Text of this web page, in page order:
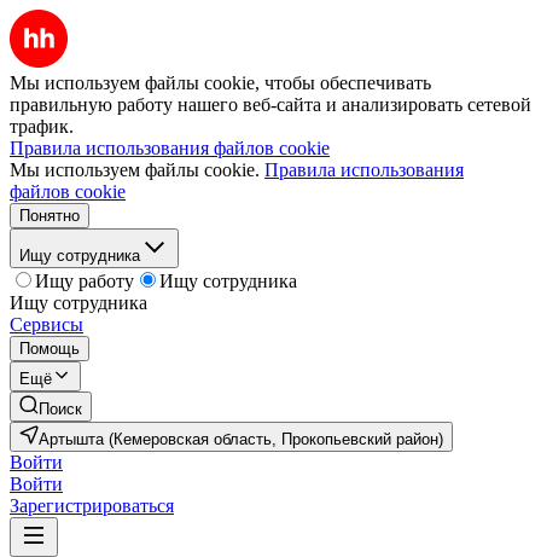
Мы используем файлы cookie, чтобы обеспечивать
правильную работу нашего веб-сайта и анализировать сетевой
трафик.
Правила использования файлов cookie
Мы используем файлы cookie. Правила использования
файлов cookie
Понятно
Ищу сотрудника
Ищу работу
Ищу сотрудника
Ищу сотрудника
Сервисы
Помощь
Ещё
Поиск
Артышта (Кемеровская область, Прокопьевский район)
Войти
Войти
Зарегистрироваться